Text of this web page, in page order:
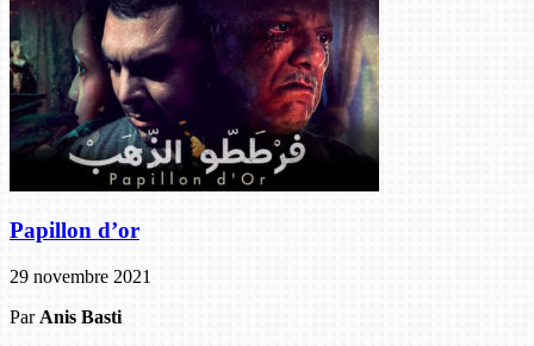
Papillon d’or
29 novembre 2021
Par Anis Basti